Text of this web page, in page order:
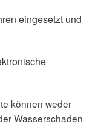
eingesetzt und
können weder
Wasserschaden